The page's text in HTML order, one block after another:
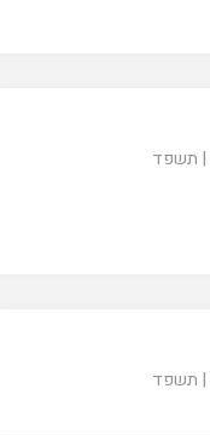
| תשפד
| תשפד